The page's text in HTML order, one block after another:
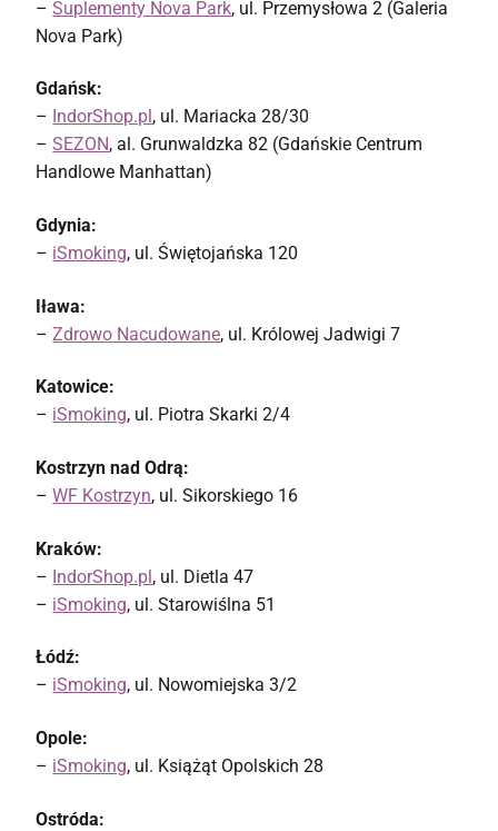
–Suplementy Nova Park, ul. Przemysłowa 2 (Galeria
Nova Park)
Gdańsk:
– IndorShop.pl , ul. Mariacka 28/30
–SEZON, al. Grunwaldzka 82 (Gdańskie Centrum
Handlowe Manhattan)
Gdynia:
– iSmoking, ul. Świętojańska 120
Iława:
–Zdrowo Nacudowane, ul. Królowej Jadwigi 7
Katowice:
– iSmoking, ul. Piotra Skarki 2/4
Kostrzyn nad Odrą:
–WF Kostrzyn, ul. Sikorskiego 16
Kraków:
– IndorShop.pl, ul. Dietla 47
– iSmoking, ul. Starowiślna 51
Łódź:
– iSmoking, ul. Nowomiejska 3/2
Opole:
– iSmoking, ul. Książąt Opolskich 28
Ostróda: